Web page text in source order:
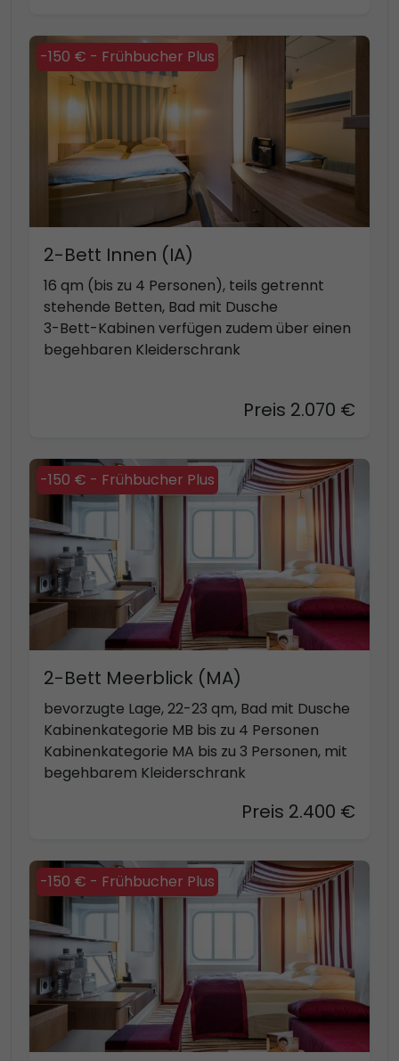
-150 € - Frühbucher Plus
2-Bett Innen (IA)
16 qm (bis zu 4 Personen), teils getrennt
stehende Betten, Bad mit Dusche
3-Bett-Kabinen verfügen zudem über einen
begehbaren Kleiderschrank
Preis 2.070 €
-150 € - Frühbucher Plus
2-Bett Meerblick (MA)
bevorzugte Lage, 22-23 qm, Bad mit Dusche
Kabinenkategorie MB bis zu 4 Personen
Kabinenkategorie MA bis zu 3 Personen, mit
begehbarem Kleiderschrank
Preis 2.400 €
-150 € - Frühbucher Plus